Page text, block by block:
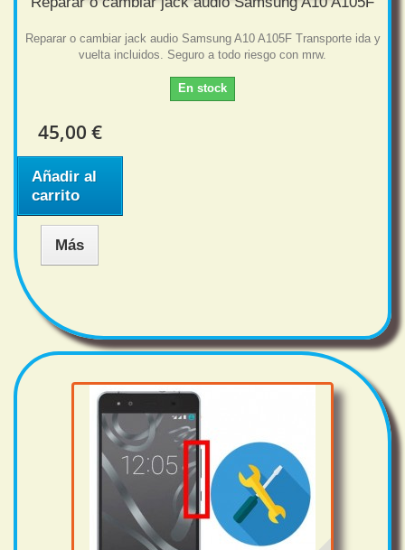
Reparar o cambiar jack audio Samsung A10 A105F Transporte ida y
vuelta incluidos. Seguro a todo riesgo con mrw.
En stock
45,00 €
Añadir al
carrito
Más